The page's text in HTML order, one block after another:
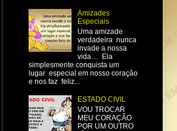
Amizades
Especiais
Uma amizade
verdadeira nunca
invade a nossa
vida… Ela
simplesmente conquista um
lugar especial em nosso coração
e nos faz feliz...
ESTADO CIVIL
VOU TROCAR
MEU CORAÇÃO
POR UM OUTRO